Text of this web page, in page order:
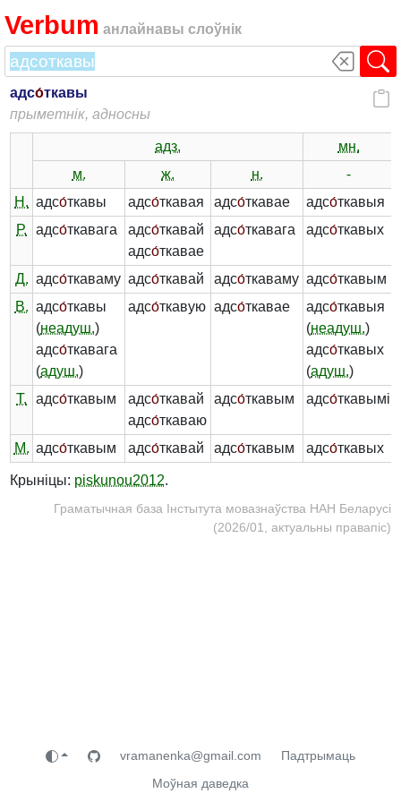
Verbum анлайнавы слоўнік
адсо́ткавы
прыметнік, адносны
адз.
мн.
м.
ж. н.
-
Н. адсо́ткавы адсо́ткавая адсо́ткавае адсо́ткавыя
Р.
адсо́ткавага адсо́ткавай
адсо́ткавае
адсо́ткавага адсо́ткавых
Д. адсо́ткаваму адсо́ткавай адсо́ткаваму адсо́ткавым
В. адсо́ткавы
(неадуш.)
адсо́ткавага
(адуш.)
адсо́ткавую адсо́ткавае адсо́ткавыя
(неадуш.)
адсо́ткавых
(адуш.)
Т.
адсо́ткавым адсо́ткавай
адсо́ткаваю
адсо́ткавым адсо́ткавымі
М. адсо́ткавым адсо́ткавай адсо́ткавым адсо́ткавых
Крыніцы: piskunou2012.
Граматычная база Інстытута мовазнаўства НАН Беларусі
(2026/01, актуальны правапіс)
vramanenka@gmail.com
Падтрымаць
Моўная даведка